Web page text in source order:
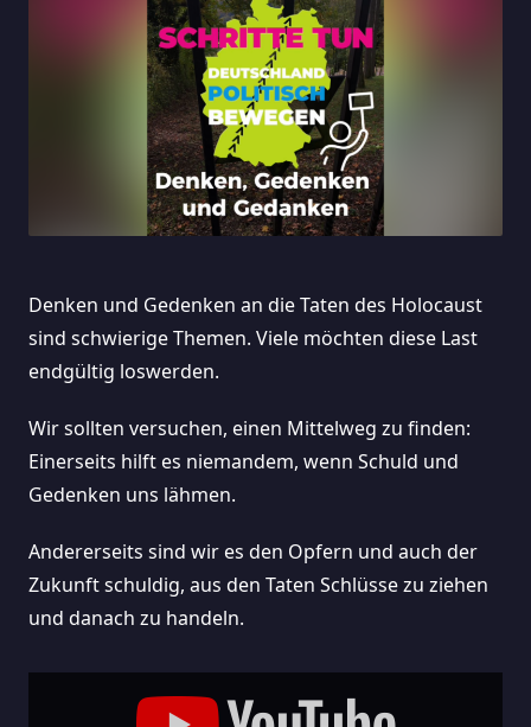
Denken und Gedenken an die Taten des Holocaust
sind schwierige Themen. Viele möchten diese Last
endgültig loswerden.
Wir sollten versuchen, einen Mittelweg zu finden:
Einerseits hilft es niemandem, wenn Schuld und
Gedenken uns lähmen.
Andererseits sind wir es den Opfern und auch der
Zukunft schuldig, aus den Taten Schlüsse zu ziehen
und danach zu handeln.
„Denken